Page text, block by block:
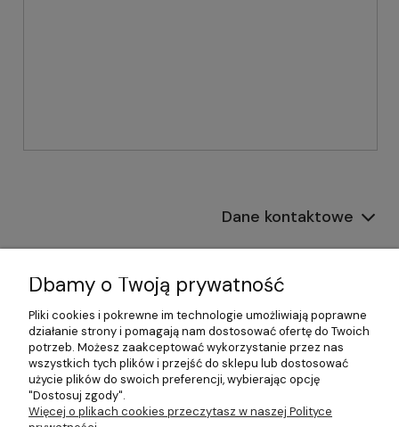
Dane kontaktowe
Płatności i dostawa
Pomoc
Moje konto
Dbamy o Twoją prywatność
Pliki cookies i pokrewne im technologie umożliwiają poprawne
działanie strony i pomagają nam dostosować ofertę do Twoich
potrzeb. Możesz zaakceptować wykorzystanie przez nas
wszystkich tych plików i przejść do sklepu lub dostosować
użycie plików do swoich preferencji, wybierając opcję
"Dostosuj zgody".
Więcej o plikach cookies przeczytasz w naszej Polityce